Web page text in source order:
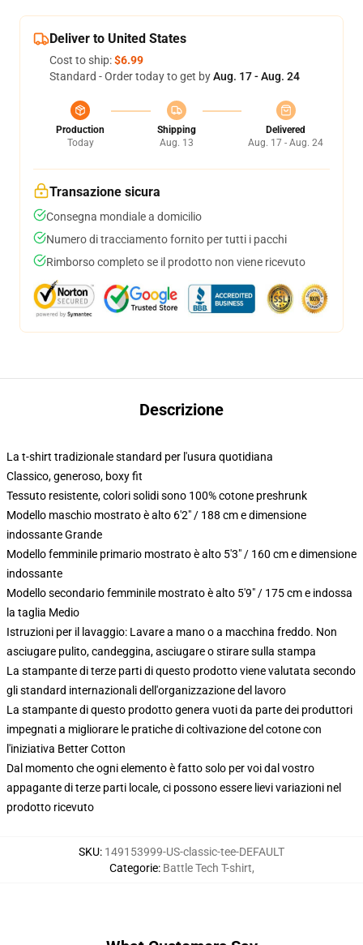
Deliver to United States
Cost to ship:$6.99
Standard - Order today to get byAug. 17 - Aug. 24
Production
Today
Shipping
Aug. 13
Delivered
Aug. 17 - Aug. 24
Transazione sicura
Consegna mondiale a domicilio
Numero di tracciamento fornito per tutti i pacchi
Rimborso completo se il prodotto non viene ricevuto
Descrizione
La t-shirt tradizionale standard per l'usura quotidiana
Classico, generoso, boxy fit
Tessuto resistente, colori solidi sono 100% cotone preshrunk
Modello maschio mostrato è alto 6'2" / 188 cm e dimensione
indossante Grande
Modello femminile primario mostrato è alto 5'3" / 160 cm e dimensione
indossante
Modello secondario femminile mostrato è alto 5'9" / 175 cm e indossa
la taglia Medio
Istruzioni per il lavaggio: Lavare a mano o a macchina freddo. Non
asciugare pulito, candeggina, asciugare o stirare sulla stampa
La stampante di terze parti di questo prodotto viene valutata secondo
gli standard internazionali dell'organizzazione del lavoro
La stampante di questo prodotto genera vuoti da parte dei produttori
impegnati a migliorare le pratiche di coltivazione del cotone con
l'iniziativa Better Cotton
Dal momento che ogni elemento è fatto solo per voi dal vostro
appagante di terze parti locale, ci possono essere lievi variazioni nel
prodotto ricevuto
SKU: 149153999-US-classic-tee-DEFAULT
Categorie: Battle Tech T-shirt,